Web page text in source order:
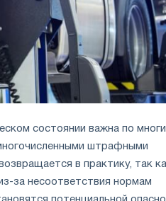
состоянии важна по
штрафными
в практику, так
за несоответствия нормам